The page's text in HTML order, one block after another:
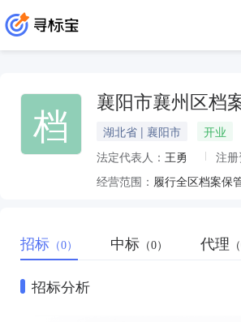
档 襄阳市襄州区档
湖北省 | 襄阳市
开业
法定代表人： 王勇 注册
经营范围： 履行全区档案保
招标 （0） 中标 （0） 代理
招标分析